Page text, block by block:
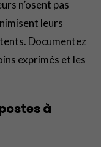
n’osent pas
leurs
Documentez
exprimés et les
à